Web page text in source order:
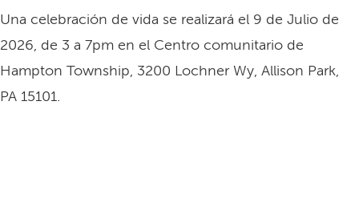
Una celebración de vida se realizará el 9 de Julio de
2026, de 3 a 7pm en el Centro comunitario de
Hampton Township, 3200 Lochner Wy, Allison Park,
PA 15101.